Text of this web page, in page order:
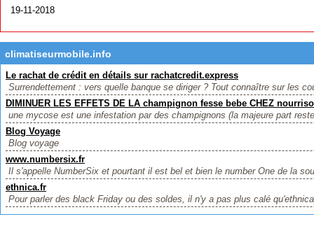
19-11-2018
climatiseurmobile.info
Le rachat de crédit en détails sur rachatcredit.express
Surrendettement : vers quelle banque se diriger ? Tout connaître sur les
DIMINUER LES EFFETS DE LA champignon fesse bebe CHEZ
une mycose est une infestation par des champignons (la majeure part
Blog Voyage
Blog voyage
www.numbersix.fr
Il s'appelle NumberSix et pourtant il est bel et bien le number One de la
ethnica.fr
Pour parler des black Friday ou des soldes, il n'y a pas plus calé